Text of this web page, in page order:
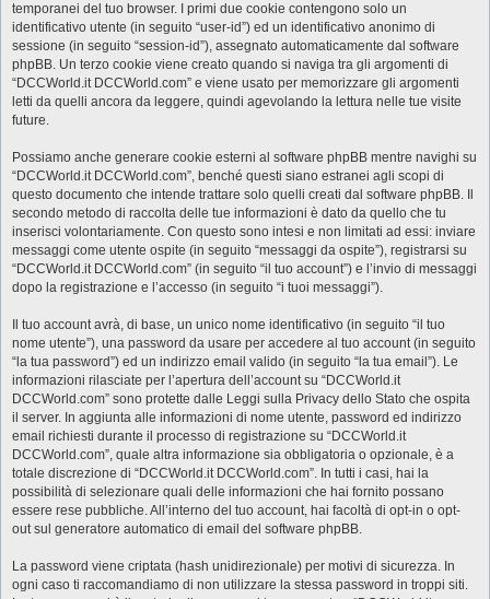
temporanei del tuo browser. I primi due cookie contengono solo un
identificativo utente (in seguito “user-id”) ed un identificativo anonimo di
sessione (in seguito “session-id”), assegnato automaticamente dal software
phpBB. Un terzo cookie viene creato quando si naviga tra gli argomenti di
“DCCWorld.it DCCWorld.com” e viene usato per memorizzare gli argomenti
letti da quelli ancora da leggere, quindi agevolando la lettura nelle tue visite
future.
Possiamo anche generare cookie esterni al software phpBB mentre navighi su
“DCCWorld.it DCCWorld.com”, benché questi siano estranei agli scopi di
questo documento che intende trattare solo quelli creati dal software phpBB. Il
secondo metodo di raccolta delle tue informazioni è dato da quello che tu
inserisci volontariamente. Con questo sono intesi e non limitati ad essi: inviare
messaggi come utente ospite (in seguito “messaggi da ospite”), registrarsi su
“DCCWorld.it DCCWorld.com” (in seguito “il tuo account”) e l’invio di messaggi
dopo la registrazione e l’accesso (in seguito “i tuoi messaggi”).
Il tuo account avrà, di base, un unico nome identificativo (in seguito “il tuo
nome utente”), una password da usare per accedere al tuo account (in seguito
“la tua password”) ed un indirizzo email valido (in seguito “la tua email”). Le
informazioni rilasciate per l’apertura dell’account su “DCCWorld.it
DCCWorld.com” sono protette dalle Leggi sulla Privacy dello Stato che ospita
il server. In aggiunta alle informazioni di nome utente, password ed indirizzo
email richiesti durante il processo di registrazione su “DCCWorld.it
DCCWorld.com”, quale altra informazione sia obbligatoria o opzionale, è a
totale discrezione di “DCCWorld.it DCCWorld.com”. In tutti i casi, hai la
possibilità di selezionare quali delle informazioni che hai fornito possano
essere rese pubbliche. All’interno del tuo account, hai facoltà di opt-in o opt-
out sul generatore automatico di email del software phpBB.
La password viene criptata (hash unidirezionale) per motivi di sicurezza. In
ogni caso ti raccomandiamo di non utilizzare la stessa password in troppi siti.